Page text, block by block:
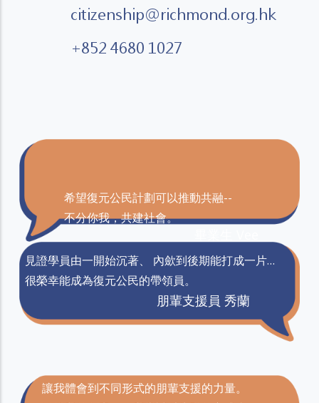
citizenship@richmond.org.hk
+852 4680 1027
希望復元公民計劃可以推動共融--
不分你我，共建社會。
見證學員由一開始沉著、 內歛到後期能打成一片…
很榮幸能成為復元公民的帶領員。
朋輩支援員 秀蘭
讓我體會到不同形式的朋輩支援的力量。